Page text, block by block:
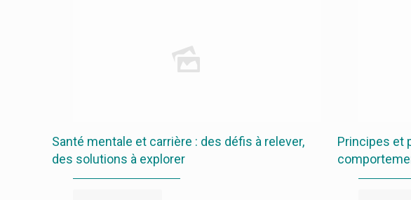
Santé mentale et carrière : des défis à relever,
des solutions à explorer
Principes et